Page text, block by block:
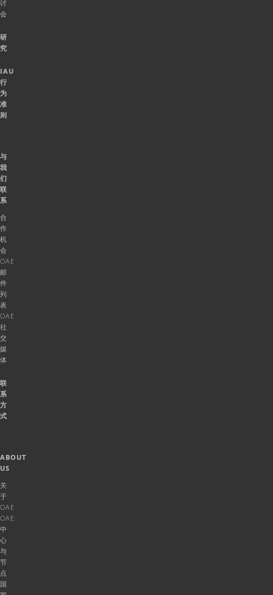
讨
会
研
究
IAU
行
为
准
则
与
我
们
联
系
合
作
机
会
OAE
邮
件
列
表
OAE
社
交
媒
体
联
系
方
式
ABOUT
US
关
于
OAE
OAE
中
心
与
节
点
国